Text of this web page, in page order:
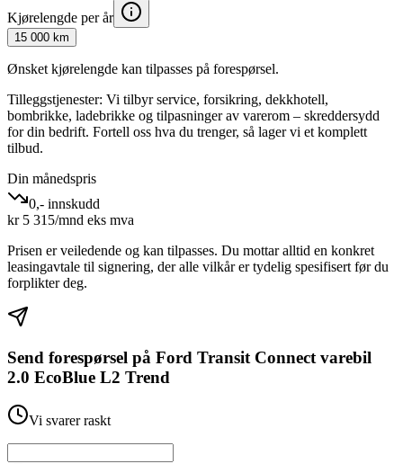
Kjørelengde per år
15 000 km
Ønsket kjørelengde kan tilpasses på forespørsel.
Tilleggstjenester: Vi tilbyr service, forsikring, dekkhotell,
bombrikke, ladebrikke og tilpasninger av varerom – skreddersydd
for din bedrift. Fortell oss hva du trenger, så lager vi et komplett
tilbud.
Din månedspris
0,- innskudd
kr 5 315/mnd eks mva
Prisen er veiledende og kan tilpasses. Du mottar alltid en konkret
leasingavtale til signering, der alle vilkår er tydelig spesifisert før du
forplikter deg.
Send forespørsel på Ford Transit Connect varebil
2.0 EcoBlue L2 Trend
Vi svarer raskt